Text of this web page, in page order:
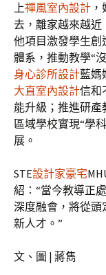
上禪風室內設計
去，離家越來越近
他項目激發學生創
體系，推動教學“
身心診所設計藍媽
大直室內設計信和
能升級；推進研
區域學校實現“學
展。
STE設計家豪宅
紹：“當今教導正
深度融會，將從頭
新人才。”
文、圖 | 蔣雋